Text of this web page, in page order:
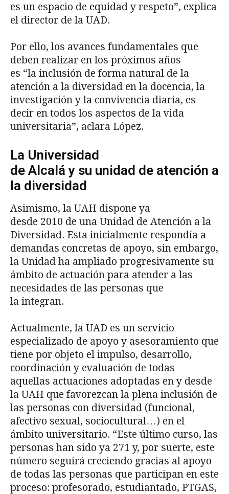
es un espacio de equidad y respeto”, explica
el director de la UAD.
Por ello, los avances fundamentales que
deben realizar en los próximos años
es “la inclusión de forma natural de la
atención a la diversidad en la docencia, la
investigación y la convivencia diaria, es
decir en todos los aspectos de la vida
universitaria”, aclara López.
La Universidad
de Alcalá y su unidad de atención a
la diversidad
Asimismo, la UAH dispone ya
desde 2010 de una Unidad de Atención a la
Diversidad. Esta inicialmente respondía a
demandas concretas de apoyo, sin embargo,
la Unidad ha ampliado progresivamente su
ámbito de actuación para atender a las
necesidades de las personas que
la integran.
Actualmente, la UAD es un servicio
especializado de apoyo y asesoramiento que
tiene por objeto el impulso, desarrollo,
coordinación y evaluación de todas
aquellas actuaciones adoptadas en y desde
la UAH que favorezcan la plena inclusión de
las personas con diversidad (funcional,
afectivo sexual, sociocultural…) en el
ámbito universitario. “Este último curso, las
personas han sido ya 271 y, por suerte, este
número seguirá creciendo gracias al apoyo
de todas las personas que participan en este
proceso: profesorado, estudiantado, PTGAS,